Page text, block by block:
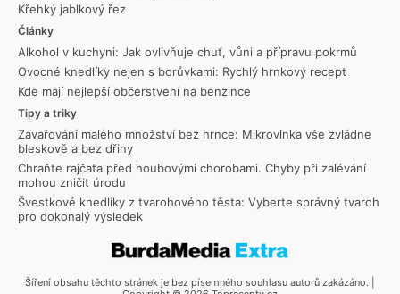
Křehký jablkový řez
Články
Alkohol v kuchyni: Jak ovlivňuje chuť, vůni a přípravu pokrmů
Ovocné knedlíky nejen s borůvkami: Rychlý hrnkový recept
Kde mají nejlepší občerstvení na benzince
Tipy a triky
Zavařování malého množství bez hrnce: Mikrovlnka vše zvládne
bleskově a bez dřiny
Chraňte rajčata před houbovými chorobami. Chyby při zalévání
mohou zničit úrodu
Švestkové knedlíky z tvarohového těsta: Vyberte správný tvaroh
pro dokonalý výsledek
Šíření obsahu těchto stránek je bez písemného souhlasu autorů zakázáno. |